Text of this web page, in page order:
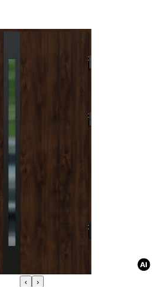
‹ ›